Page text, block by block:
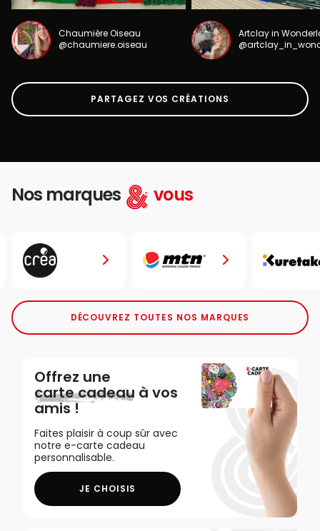
Chaumière Oiseau
@chaumiere.oiseau
Artclay in
PARTAGEZ VOS CRÉATIONS
Nos marques vous
DÉCOUVREZ TOUTES NOS MARQUES
Offrez une
carte cadeau à vos
amis !
Faites plaisir à coup sûr avec
notre e-carte cadeau
personnalisable.
JE CHOISIS